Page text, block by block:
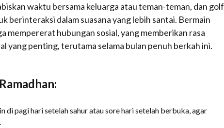
waktu bersama keluarga atau teman-teman, dan golf
berinteraksi dalam suasana yang lebih santai. Bermain
mempererat hubungan sosial, yang memberikan rasa
yang penting, terutama selama bulan penuh berkah ini.
di pagi hari setelah sahur atau sore hari setelah berbuka, agar